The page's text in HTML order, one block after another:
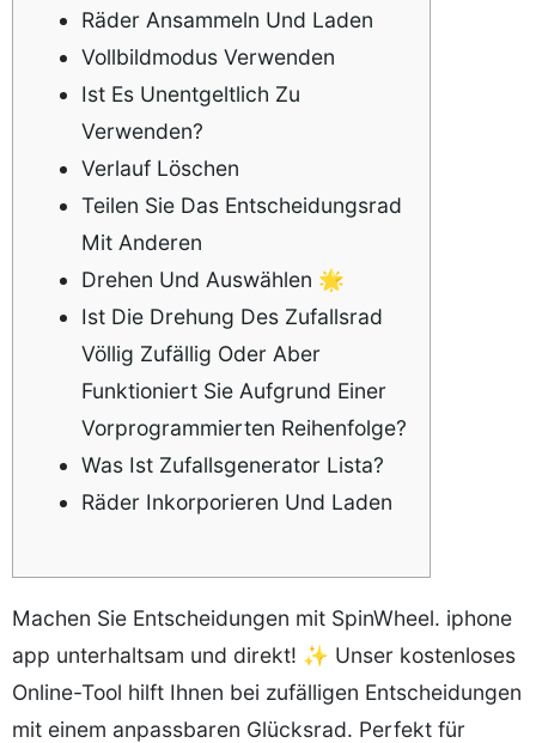
Räder Ansammeln Und Laden
Vollbildmodus Verwenden
Ist Es Unentgeltlich Zu
Verwenden?
Verlauf Löschen
Teilen Sie Das Entscheidungsrad
Mit Anderen
Drehen Und Auswählen 🌟
Ist Die Drehung Des Zufallsrad
Völlig Zufällig Oder Aber
Funktioniert Sie Aufgrund Einer
Vorprogrammierten Reihenfolge?
Was Ist Zufallsgenerator Lista?
Räder Inkorporieren Und Laden
Machen Sie Entscheidungen mit SpinWheel. iphone
app unterhaltsam und direkt! ✨ Unser kostenloses
Online-Tool hilft Ihnen bei zufälligen Entscheidungen
mit einem anpassbaren Glücksrad. Perfekt für